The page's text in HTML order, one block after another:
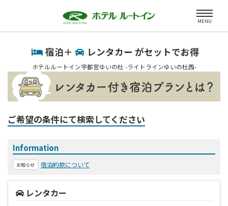
MENU
宿泊＋ レンタカー がセットでお得
ホテルルートイン宇都宮ゆいの杜 -ライトラインゆいの杜西-
ご希望の条件にて検索してください
Information
お知らせ 宿泊約款について
レンタカー